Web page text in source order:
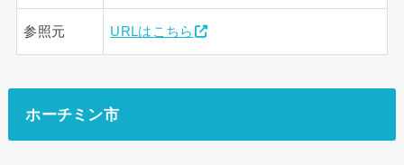
参照元 URLはこちら
ホーチミン市